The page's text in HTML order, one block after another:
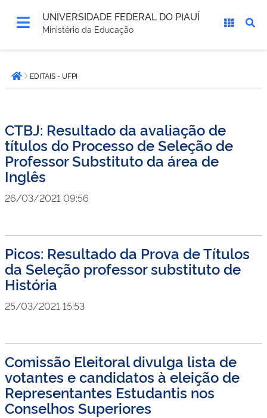
UNIVERSIDADE FEDERAL DO PIAUÍ
Ministério da Educação
está
aqui:Página inicial
EDITAIS - UFPI
CTBJ: Resultado da avaliação de
títulos do Processo de Seleção de
Professor Substituto da área de
Inglês
26/03/2021 09:56
Picos: Resultado da Prova de Títulos
da Seleção professor substituto de
História
25/03/2021 15:53
Comissão Eleitoral divulga lista de
votantes e candidatos à eleição de
Representantes Estudantis nos
Conselhos Superiores